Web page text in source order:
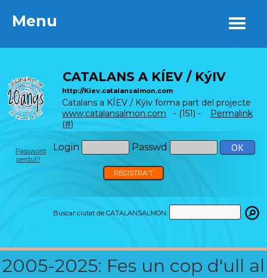
Menu
CATALANS A KÍEV / KýIV
http://Kiev.catalansalmon.com
Catalans a KÍEV / Kýiv forma part del projecte
www.catalansalmon.com - (151) -
Permalink
(#)
Login Passwd
Password
perdut?
REGISTRA'T
Buscar ciutat de CATALANSALMON:
2005-2025: Fes un cop d'ull al
Menu